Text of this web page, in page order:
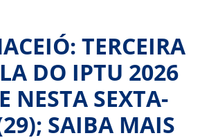
TERCEIRA
DO IPTU 2026
NESTA SEXTA-
SAIBA MAIS